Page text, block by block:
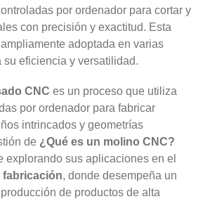
por ordenador para cortar y
con precisión y exactitud. Esta
adoptada en varias
su eficiencia y versatilidad.
CNC es un proceso que utiliza
por ordenador para fabricar
intrincados y geometrías
de ¿Qué es un molino CNC?
explorando sus aplicaciones en el
fabricación, donde desempeña un
de productos de alta